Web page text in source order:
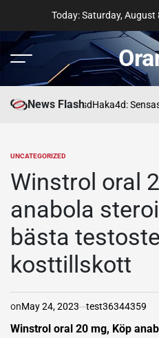
content
Today: Saturday, August
Menu
News Flash
asdHaka4d:
POSTED
UNCATEGORIZED
Winstrol oral
anabola
bästa
kosttillskott
onMay 24, 2023 test36344359
Winstrol oral 20 mg, Köp